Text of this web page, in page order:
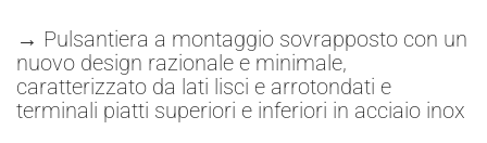
→ Pulsantiera a montaggio sovrapposto con un
nuovo design razionale e minimale,
caratterizzato da lati lisci e arrotondati e
terminali piatti superiori e inferiori in acciaio inox